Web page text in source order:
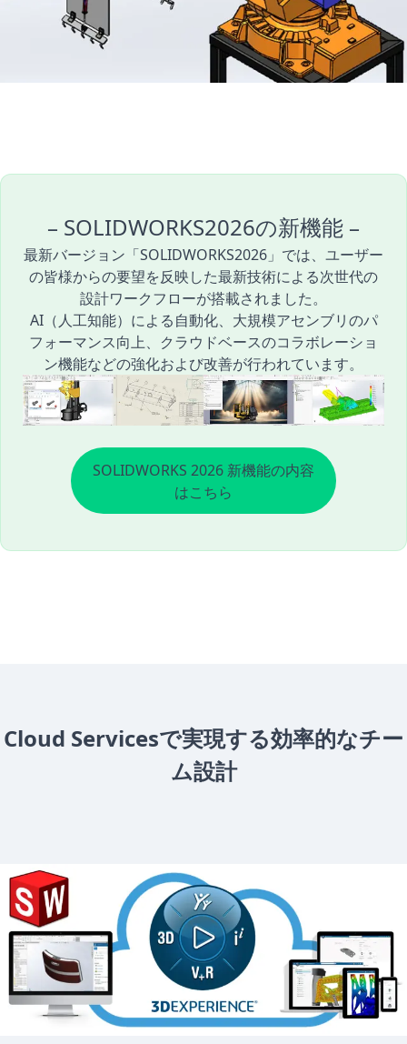
– SOLIDWORKS2026の新機能 –
最新バージョン「SOLIDWORKS2026」では、ユーザー
の皆様からの要望を反映した最新技術による次世代の
設計ワークフローが搭載されました。
AI（人工知能）による自動化、大規模アセンブリのパ
フォーマンス向上、クラウドベースのコラボレーショ
ン機能などの強化および改善が行われています。
SOLIDWORKS 2026 新機能の内容
はこちら
Cloud Servicesで実現する効率的なチー
ム設計